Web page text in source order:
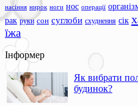
насіння нирок ноги нос операції
рак руки сон суглоби схуднення сік
їжа
Інформер
Як вибрати
будинок?